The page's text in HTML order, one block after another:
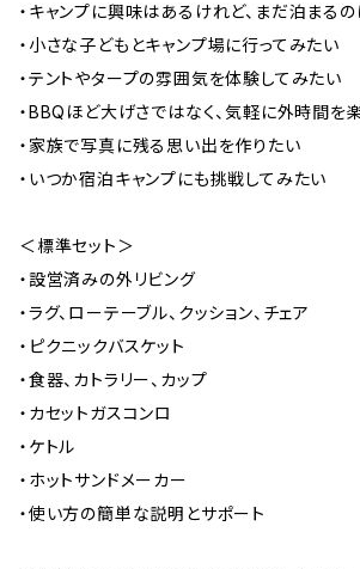
・キャンプに興味はあるけれど、まだ泊まる
・小さな子どもとキャンプ場に行ってみたい
・テントやタープの雰囲気を体験してみたい
・BBQほど大げさではなく、気軽に外時間を
・家族で写真に残る思い出を作りたい
・いつか宿泊キャンプにも挑戦してみたい
＜標準セット＞
・設営済みの外リビング
・ラグ、ローテーブル、クッション、チェア
・ピクニックバスケット
・食器、カトラリー、カップ
・カセットガスコンロ
・ケトル
・ホットサンドメーカー
・使い方の簡単な説明とサポート